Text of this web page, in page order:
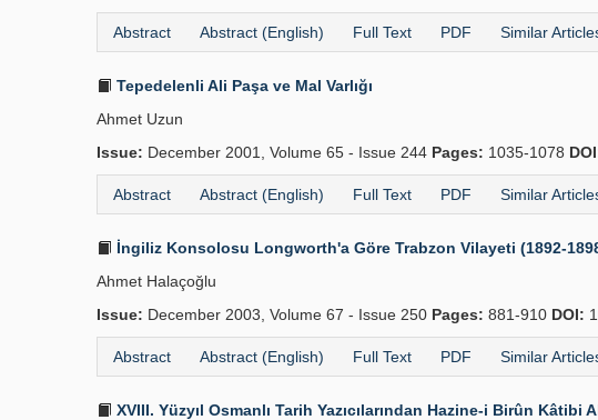
Abstract Abstract (English) Full Text PDF Similar
Tepedelenli Ali Paşa ve Mal Varlığı
Ahmet Uzun
Issue: December 2001, Volume 65 - Issue 244 Pages: 1035-1078
Abstract Abstract (English) Full Text PDF Similar
İngiliz Konsolosu Longworth'a Göre Trabzon Vilayeti (1892-
Ahmet Halaçoğlu
Issue: December 2003, Volume 67 - Issue 250 Pages: 881-910 DOI:
Abstract Abstract (English) Full Text PDF Similar
XVIII. Yüzyıl Osmanlı Tarih Yazıcılarından Hazine-i Birûn Kâtibi